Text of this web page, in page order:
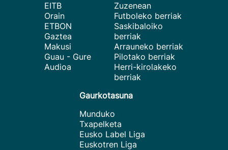
EITB
Orain
ETBON
Gaztea
Makusi
Guau - Gure
Audioa
Zuzenean
Futboleko berriak
Saskibaloiko
berriak
Arrauneko berriak
Pilotako berriak
Herri-kirolakeko
berriak
Gaurkotasuna
Munduko
Txapelketa
Eusko Label Liga
Euskotren Liga